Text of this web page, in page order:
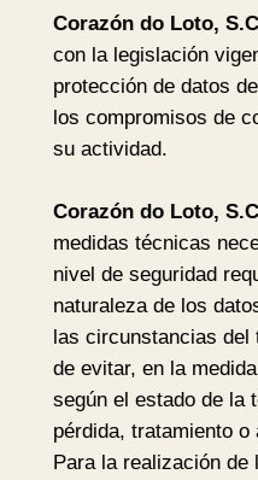
Corazón do Loto,
con la legislación
protección de datos
los compromisos de
su actividad.
Corazón do Loto,
medidas técnicas
nivel de seguridad
naturaleza de los
las circunstancias del
de evitar, en la
según el estado de la
pérdida, tratamiento
Para la realización de